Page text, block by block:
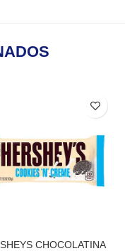
CHOCOLATINA